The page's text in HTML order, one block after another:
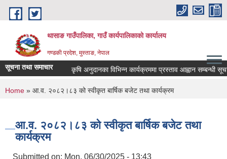
Skip to main content
थासाङ गाउँपालिका, गाउँ कार्यपालिकाको कार्यालय
गण्डकी प्रदेश, मुस्ताङ, नेपाल
सूचना तथा समाचार कृषि अनुदानका विभिन्न कार्यक्रममा प्रस्ताव आह्वान सम्बन्धी सूचना।
You are here
Home » आ.व. २०८२।८३ को स्वीकृत बार्षिक बजेट तथा कार्यक्रम
आ.व. २०८२।८३ को स्वीकृत बार्षिक बजेट तथा
कार्यक्रम
Submitted on: Mon, 06/30/2025 - 13:43